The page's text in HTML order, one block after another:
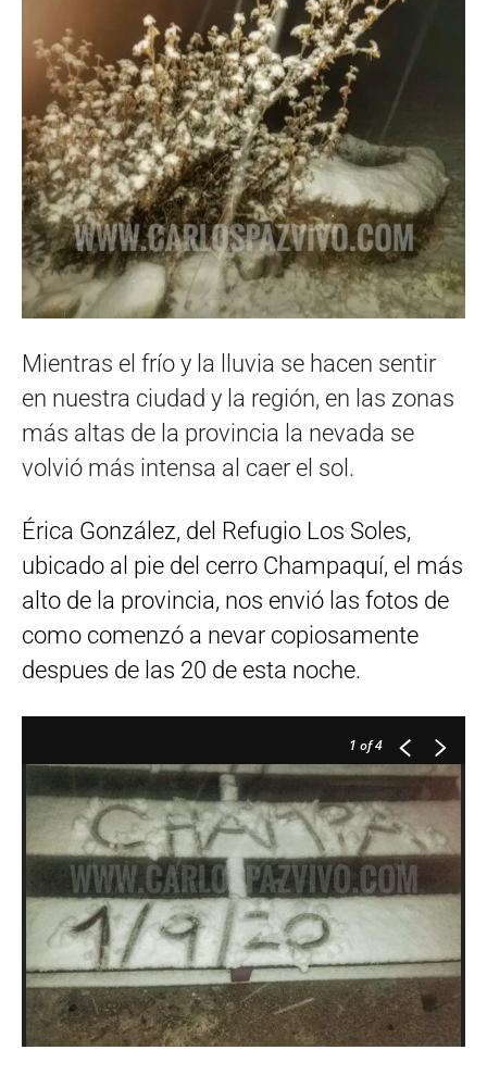
Mientras el frío y la lluvia se hacen sentir
en nuestra ciudad y la región, en las zonas
más altas de la provincia la nevada se
volvió más intensa al caer el sol.
Érica González, del Refugio Los Soles,
ubicado al pie del cerro Champaquí, el más
alto de la provincia, nos envió las fotos de
como comenzó a nevar copiosamente
despues de las 20 de esta noche.
1 of 4